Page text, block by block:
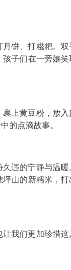
饼、打糍粑。
子们在一旁嬉
上黄豆粉，放
的点滴故事。
违的宁静与温
山的新糯米，
我们更加珍惜